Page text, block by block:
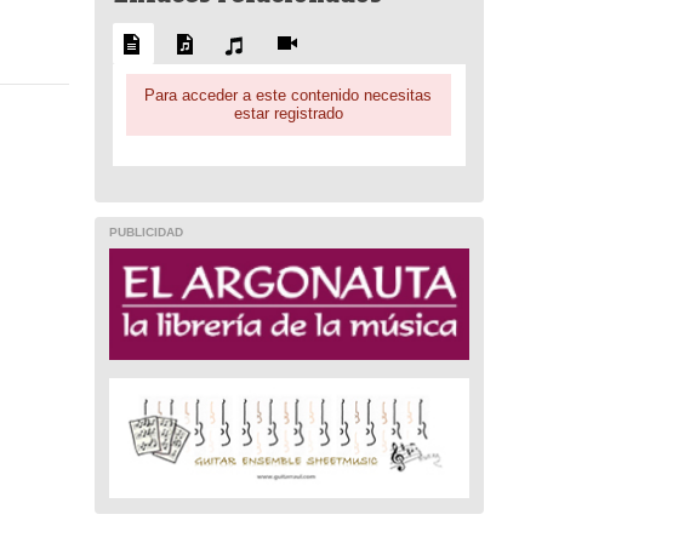
Para acceder a este contenido necesitas
estar registrado
PUBLICIDAD